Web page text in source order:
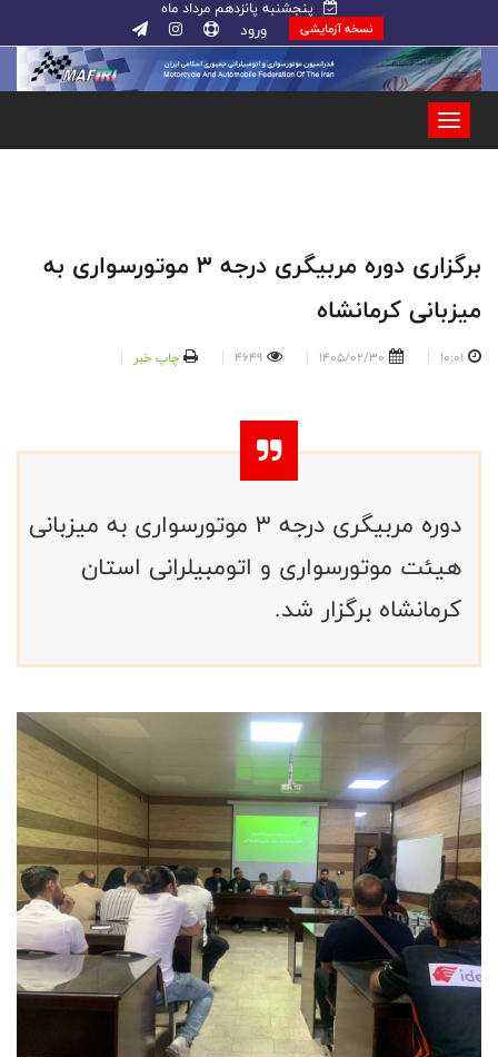
پنجشنبه پانزدهم مرداد ماه
نسخه آزمایشی ورود
برگزاری دوره مربیگری درجه ۳ موتورسواری به
میزبانی کرمانشاه
10:01
1405/02/30
4649 چاپ خبر
دوره مربیگری درجه ۳ موتورسواری به میزبانی
هیئت موتورسواری و اتومبیلرانی استان
کرمانشاه برگزار شد.